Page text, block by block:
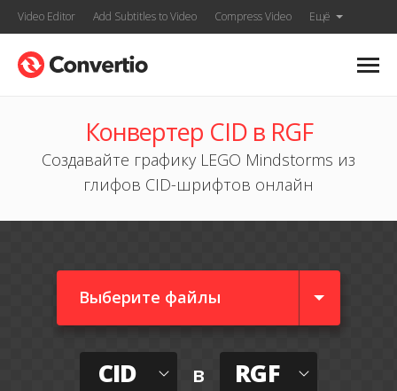
Video Editor Add Subtitles to Video Compress Video Ещё
Конвертер CID в RGF
Создавайте графику LEGO Mindstorms из
глифов CID-шрифтов онлайн
Выберите файлы
CID в RGF